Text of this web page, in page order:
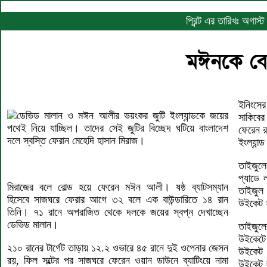
প্রিন্ট এর তারিখঃ
মঈনকে
ডেভিড মালান ও মঈন আলীর ভয়ংকর জুটি ইংল্যান্ডকে জয়ের
পথেই নিয়ে যাচ্ছিল। তাদের সেই জুটির বিচ্ছেদ ঘটিয়ে বাংলাদেশ
দলে স্বস্তি ফেরান মেহেদি হাসান মিরাজ।
মিরাজের বলে বোল্ড হয়ে ফেরেন মঈন আলী। ষষ্ঠ ব্যাটসম্যান
হিসেবে সাজঘরে ফেরার আগে ৩২ বলে এক বাউন্ডারিতে ১৪ রান
তিনি। ৭১ রানে অপরাজিত থেকে দলকে জয়ের স্বপ্ন দেখাচ্ছেন
ডেভিড মালান।
২১০ রানের টার্গেট তাড়ায় ১২.২ ওভারে ৪৫ রানে দুই ওপেনার জেসন
রয়, ফিল সল্টের পর সাজঘরে ফেরেন ওয়ান ডাউনে ব্যাটিংয়ে নামা
ফেরেন
প্যাডে
উইকেট
উইকেট
উইকেট